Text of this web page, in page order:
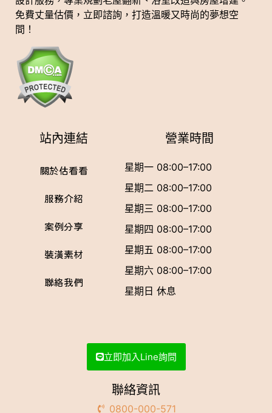
免費丈量估價，立即諮詢，打造溫暖又時尚的夢想空
間！
站內連結
關於估看看
服務介紹
案例分享
裝潢素材
聯絡我們
營業時間
星期一 08:00–17:00
星期二 08:00–17:00
星期三 08:00–17:00
星期四 08:00–17:00
星期五 08:00–17:00
星期六 08:00–17:00
星期日 休息
立即加入Line詢問
聯絡資訊
0800-000-571